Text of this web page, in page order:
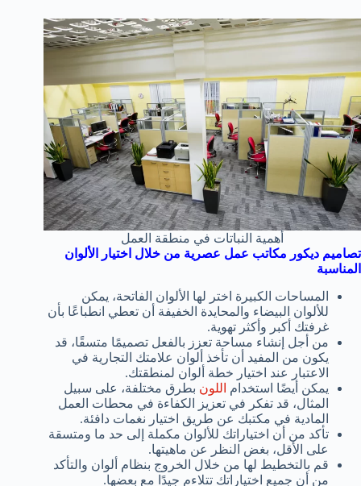
أهمية النباتات في منطقة العمل
تصاميم ديكور مكاتب عمل عصرية من خلال اختيار الألوان
المناسبة
المساحات الكبيرة اختر لها الألوان الفاتحة، يمكن
للألوان البيضاء والمحايدة الخفيفة أن تعطي انطباعًا بأن
غرفتك أكبر وأكثر تهوية.
من أجل إنشاء مساحة تعزز بالفعل تصميمًا متسقًا، قد
يكون من المفيد أن تأخذ ألوان علامتك التجارية في
الاعتبار عند اختيار خطة ألوان لمنطقتك.
يمكن أيضًا استخدام اللون بطرق مختلفة، على سبيل
المثال، قد تفكر في تعزيز الكفاءة في محطات العمل
المادية في مكتبك عن طريق اختيار نغمات دافئة.
تأكد من أن اختياراتك للألوان مكملة إلى حد ما ومتسقة
على الأقل، بغض النظر عن ماهيتها.
قم بالتخطيط لها من خلال الخروج بنظام ألوان والتأكد
من أن جميع اختياراتك تتلاءم جيدًا مع بعضها.